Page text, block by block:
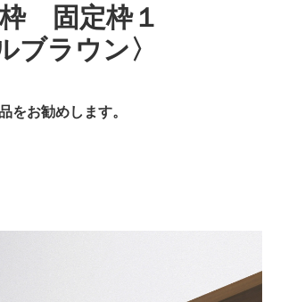
固定枠１
ラウン〉
お勧めします。